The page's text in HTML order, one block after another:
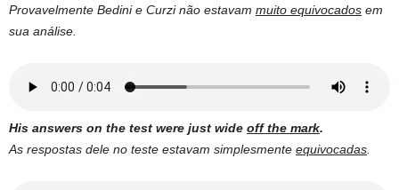
Provavelmente Bedini e Curzi não estavam muito equivocados em
sua análise.
His answers on the test were just wide off the mark.
As respostas dele no teste estavam simplesmente equivocadas